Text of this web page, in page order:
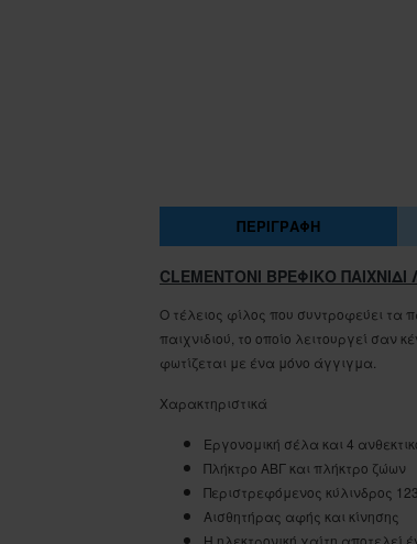
ΠΕΡΙΓΡΑΦΉ
CLEMENTONI ΒΡΕΦΙΚΟ
Ο τέλειος φίλος που συντροφεύει τα
παιχνιδιού, το οποίο λειτουργεί
φωτίζεται με ένα μόνο άγγιγμα.
Χαρακτηριστικά
Εργονομική σέλα και 4
Πλήκτρο ΑΒΓ και πλήκτρο ζώων
Περιστρεφόμενος κύλινδρος 123
Αισθητήρας αφής και κίνησης
Η ηλεκτρονική χαίτη αποτελεί